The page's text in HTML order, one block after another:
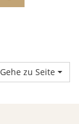
Gehe zu Seite